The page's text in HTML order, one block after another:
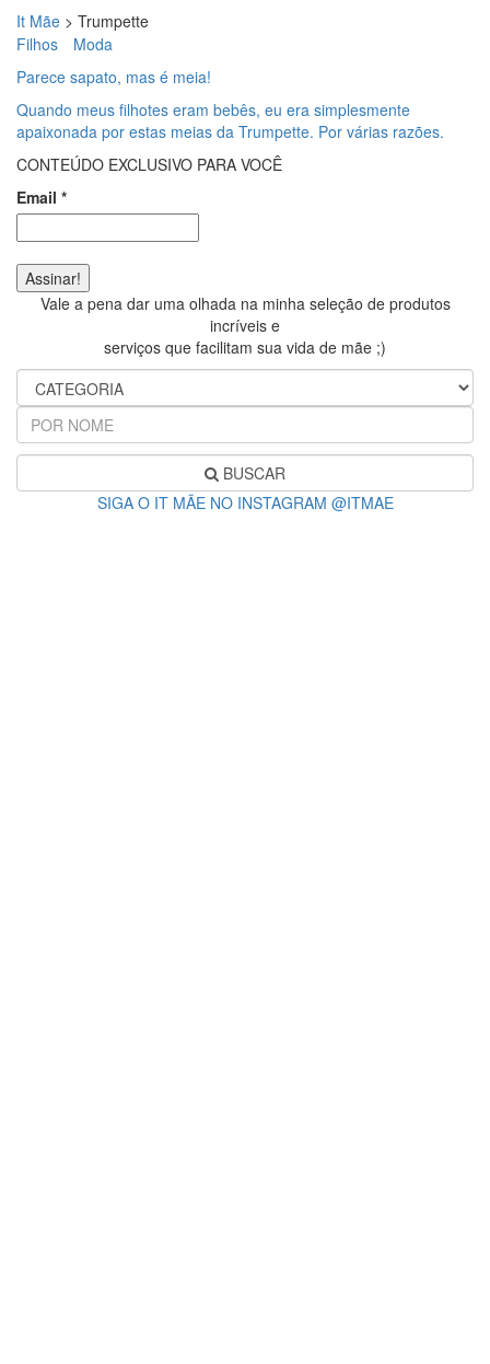
It Mãe > Trumpette
Filhos
Moda
Parece sapato, mas é meia!
Quando meus filhotes eram bebês, eu era simplesmente
apaixonada por estas meias da Trumpette. Por várias razões.
CONTEÚDO EXCLUSIVO PARA VOCÊ
Email *
Vale a pena dar uma olhada na minha seleção de produtos
incríveis e
serviços que facilitam sua vida de mãe ;)
BUSCAR
SIGA O IT MÃE NO INSTAGRAM @ITMAE